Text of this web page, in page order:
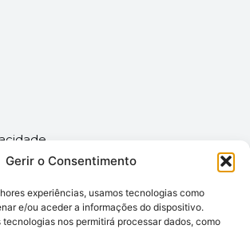
Gerir o Consentimento
experiências, usamos tecnologias como
e/ou aceder a informações do dispositivo.
nos permitirá processar dados, como